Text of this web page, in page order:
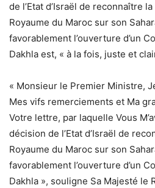
de l’Etat d’Israël de reconnaître
Royaume du Maroc sur son
favorablement l’ouverture d’un
Dakhla est, « à la fois, juste et
« Monsieur le Premier Ministre,
Mes vifs remerciements et Ma
Votre lettre, par laquelle Vous
décision de l’Etat d’Israël de
Royaume du Maroc sur son
favorablement l’ouverture d’un
Dakhla », souligne Sa Majesté le